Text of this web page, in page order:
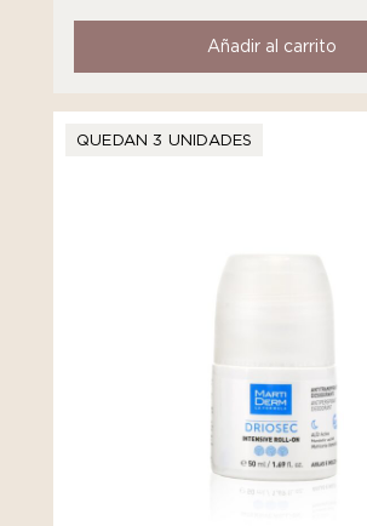
Añadir al carrito
QUEDAN 3 UNIDADES